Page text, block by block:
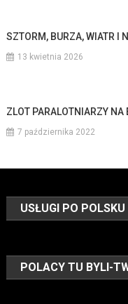
SZTORM, BURZA, WIATR I
13 kwietnia 2026
ZLOT PARALOTNIARZY NA
7 października 2022
USŁUGI PO POLSKU
POLACY TU BYLI-